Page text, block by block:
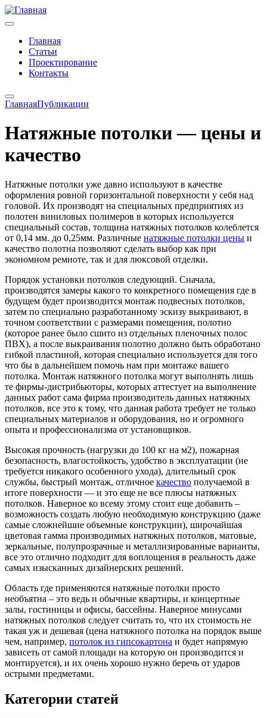
Главная
Статьи
Проектирование
Контакты
ГлавнаяПубликации
Натяжные потолки — цены и
качество
Натяжные потолки уже давно используют в качестве
оформления ровной горизонтальной поверхности у себя над
головой. Их производят на специальных предприятиях из
полотен виниловых полимеров в которых используется
специальный состав, толщина натяжных потолков колеблется
от 0,14 мм. до 0,25мм. Различные натяжные потолки цены и
качество полотна позволяют сделать выбор как при
экономном ремноте, так и для люксовой отделки.
Порядок установки потолков следующий. Сначала,
производятся замеры какого то конкретного помещения где в
будущем будет производится монтаж подвесных потолков,
затем по специально разработанному эскизу выкраивают, в
точном соответствии с размерами помещения, полотно
(которое ранее было сшито из отдельных пленочных полос
ПВХ), а после выкраивания полотно должно быть обработано
гибкой пластиной, которая специально используется для того
что бы в дальнейшем помочь нам при монтаже вашего
потолка. Монтаж натяжного потолка могут выполнять лишь
те фирмы-дистрибьюторы, которых аттестует на выполнение
данных работ сама фирма производитель данных натяжных
потолков, все это к тому, что данная работа требует не только
специальных материалов и оборудования, но и огромного
опыта и профессионализма от установщиков.
Высокая прочность (нагрузки до 100 кг на м2), пожарная
безопасность, влагостойкость, удобство в эксплуатации (не
требуется никакого особенного ухода), длительный срок
службы, быстрый монтаж, отличное качество получаемой в
итоге поверхности — и это еще не все плюсы натяжных
потолков. Наверное ко всему этому стоит еще добавить –
возможность создать любую необходимую конструкцию (даже
самые сложнейшие объемные конструкции), широчайшая
цветовая гамма производимых натяжных потолков, матовые,
зеркальные, полупрозрачные и металлизированные варианты,
все это отлично подходит для воплощения в реальность даже
самых изысканных дизайнерских решений.
Область где применяются натяжные потолки просто
необъятна – это ведь и обычные квартиры, и концертные
залы, гостиницы и офисы, бассейны. Наверное минусами
натяжных потолков следует считать то, что их стоимость не
такая уж и дешевая (цена натяжного потолка на порядок выше
чем, например, потолок из гипсокартона и будет напрямую
зависеть от самой площади на которую он производится и
монтируется), и их очень хорошо нужно беречь от ударов
острыми предметами.
Категории статей